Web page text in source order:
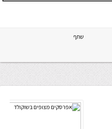
שתף